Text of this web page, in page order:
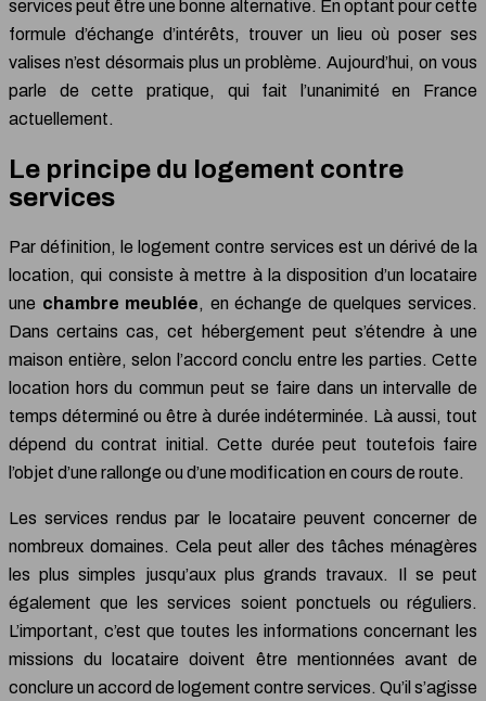
services peut être une bonne alternative. En optant pour cette
formule d’échange d’intérêts, trouver un lieu où poser ses
valises n’est désormais plus un problème. Aujourd’hui, on vous
parle de cette pratique, qui fait l’unanimité en France
actuellement.
Le principe du logement contre
services
Par définition, le logement contre services est un dérivé de la
location, qui consiste à mettre à la disposition d’un locataire
une chambre meublée, en échange de quelques services.
Dans certains cas, cet hébergement peut s’étendre à une
maison entière, selon l’accord conclu entre les parties. Cette
location hors du commun peut se faire dans un intervalle de
temps déterminé ou être à durée indéterminée. Là aussi, tout
dépend du contrat initial. Cette durée peut toutefois faire
l’objet d’une rallonge ou d’une modification en cours de route.
Les services rendus par le locataire peuvent concerner de
nombreux domaines. Cela peut aller des tâches ménagères
les plus simples jusqu’aux plus grands travaux. Il se peut
également que les services soient ponctuels ou réguliers.
L’important, c’est que toutes les informations concernant les
missions du locataire doivent être mentionnées avant de
conclure un accord de logement contre services. Qu’il s’agisse